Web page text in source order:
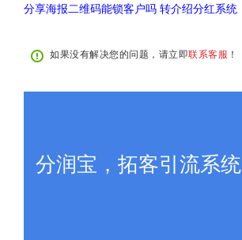
分享海报二维码能锁客户吗 转介绍分红系统
如果没有解决您的问题，请立即联系客服 ！
分润宝，拓客引流系统